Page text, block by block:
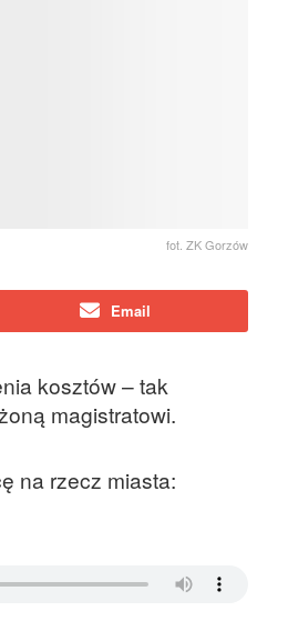
fot. ZK Gorzów
Email
kosztów – tak
magistratowi.
na rzecz miasta: